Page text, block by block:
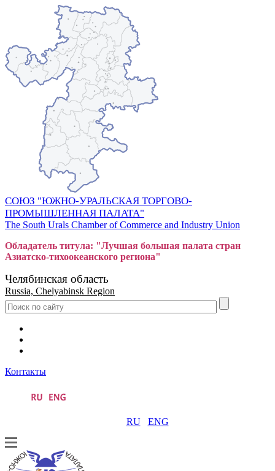
СОЮЗ "ЮЖНО-УРАЛЬСКАЯ ТОРГОВО-
ПРОМЫШЛЕННАЯ ПАЛАТА"
The South Urals Chamber of Commerce and Industry Union
Обладатель титула: "Лучшая большая палата стран
Азиатско-тихоокеанского региона"
Челябинская область
Russia, Chelyabinsk Region
Контакты
RU ENG